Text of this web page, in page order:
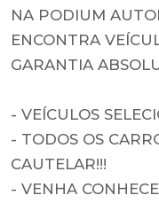
NA PODIUM
ENCONTRA
GARANTIA
- VEÍCULOS
- TODOS OS
CAUTELAR!!!
- VENHA